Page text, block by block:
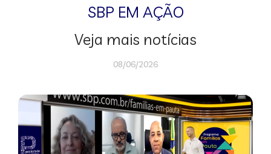
SBP EM AÇÃO
Veja mais notícias
08/06/2026